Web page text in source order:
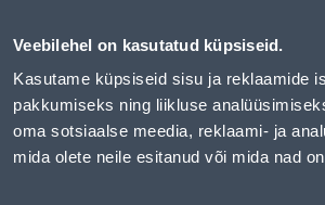
Veebilehel on kasutatud küpsiseid.
Kasutame küpsiseid sisu ja reklaamide
pakkumiseks ning liikluse
oma sotsiaalse meedia, reklaami- ja
mida olete neile esitanud või mida nad
2700K - Bauhof has loaded
Klienditeenindus